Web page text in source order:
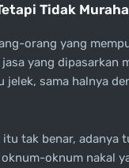
Tidak
orang yang
yang dipasarkan
jelek, sama halnya
itu tak benar, adanya
oknum nakal